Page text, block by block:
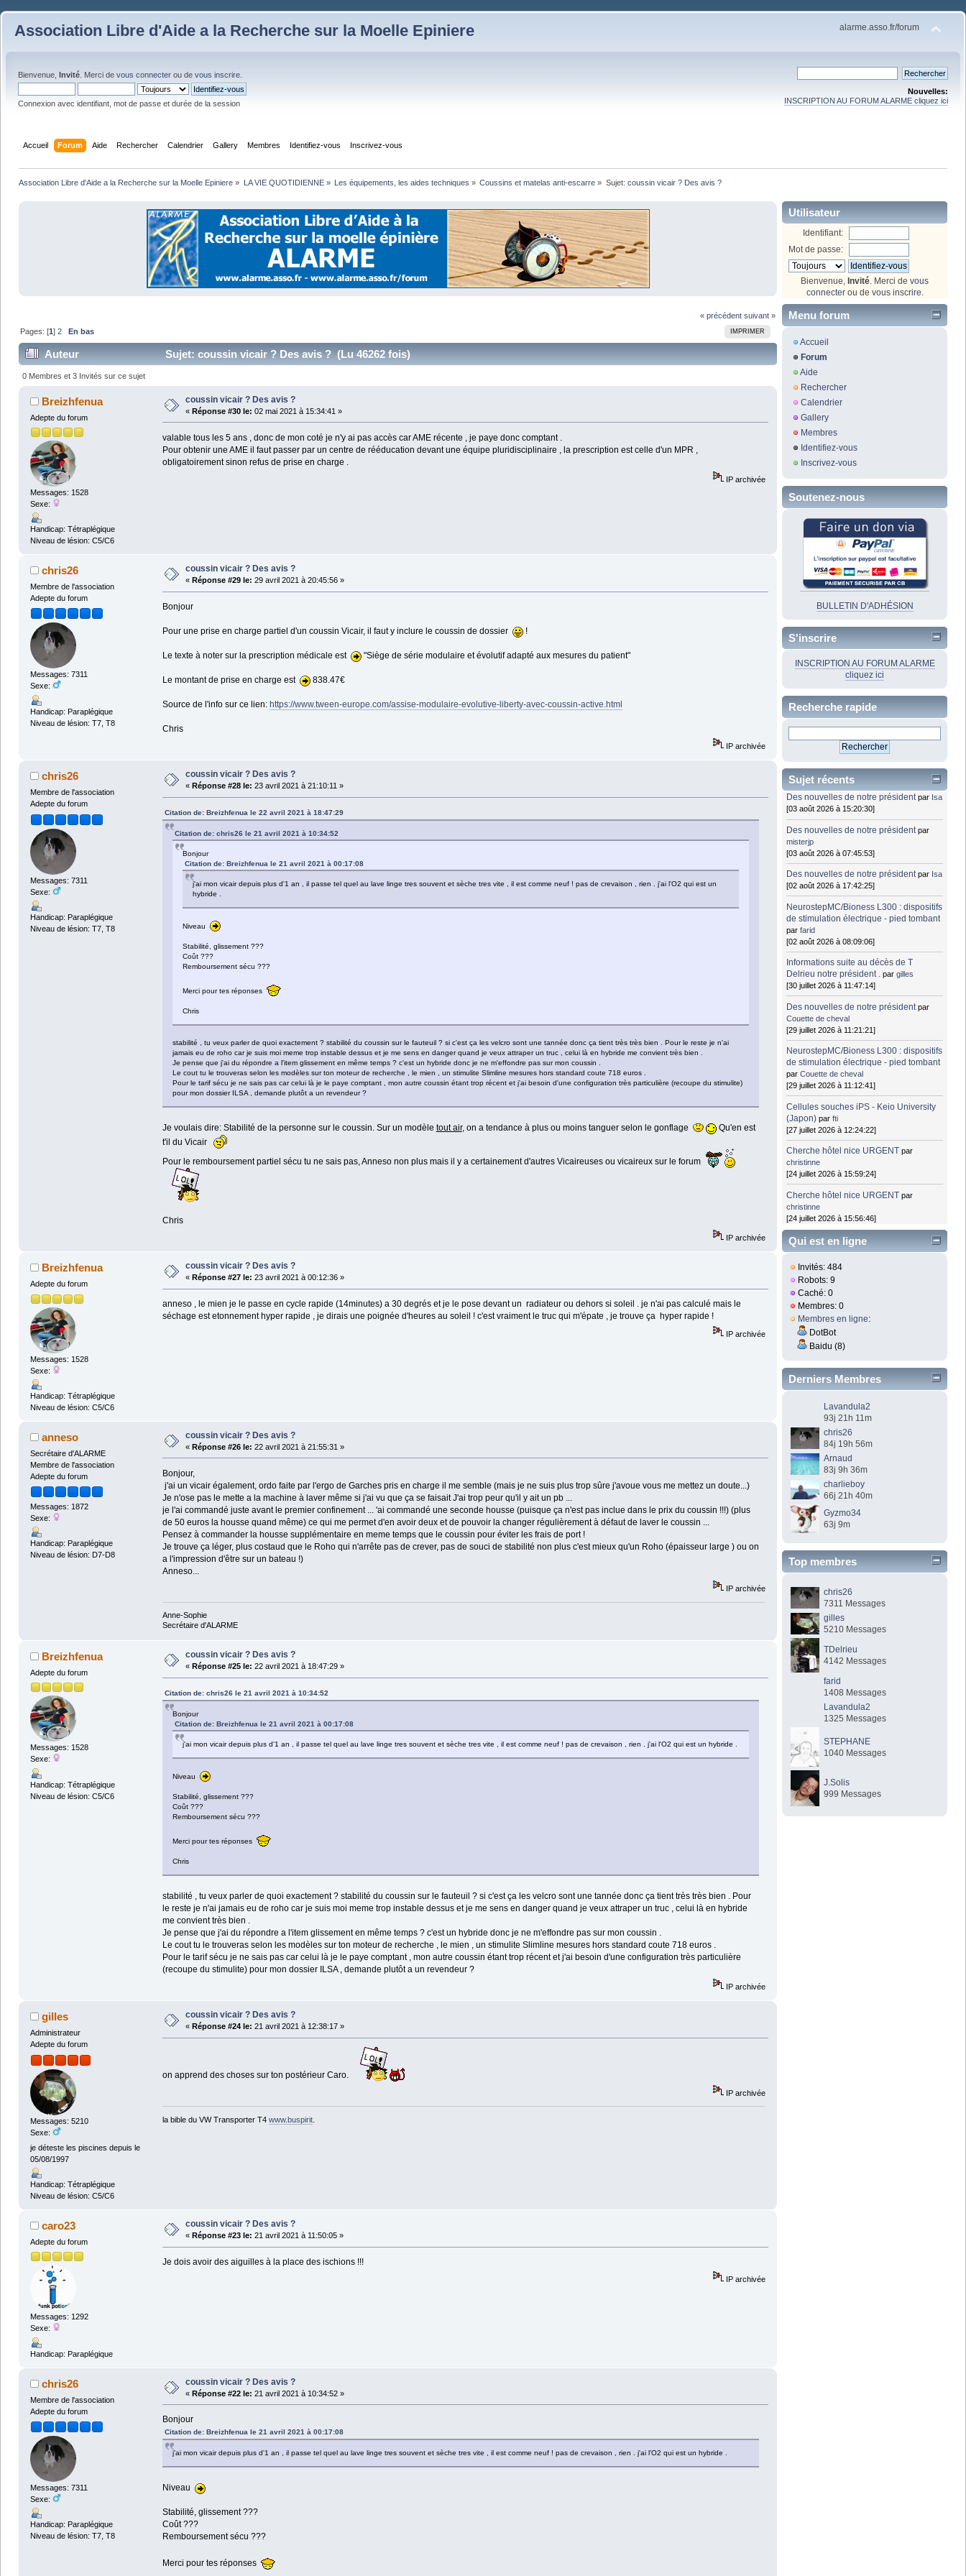
Association Libre d'Aide a la Recherche sur la Moelle Epiniere alarme.asso.fr/forum
Bienvenue, Invité . Merci de vous connecter ou de vous inscrire
Connexion avec identifiant, mot de passe et durée de la session
Nouvelles:
INSCRIPTION AU FORUM ALARME cliquez ici
Accueil Forum Aide Rechercher Calendrier Gallery Membres Identifiez-vous Inscrivez-vous
Association Libre d'Aide a la Recherche sur la Moelle Epiniere » LA VIE QUOTIDIENNE» Les équipements, les aides techniques » Coussins et matelas anti-escarre » Sujet: coussin vicair ? Des avis ?
« précédent suivant »
IMPRIMER
Pages: [1]2 En bas
Auteur Sujet: coussin vicair ? Des avis ? (Lu 46262 fois)
0 Membres et 3 Invités sur ce sujet
Breizhfenua
Adepte du forum
Messages: 1528
Sexe:
Handicap: Tétraplégique
Niveau de lésion: C5/C6
coussin vicair ? Des avis ?
« Réponse #30 le: 02 mai 2021 à 15:34:41 »
valable tous les 5 ans , donc de mon coté je n'y ai pas accès car AME récente , je paye donc comptant .
Pour obtenir une AME il faut passer par un centre de rééducation devant une équipe pluridisciplinaire , la prescription est celle d'un MPR ,
obligatoirement sinon refus de prise en charge .
IP archivée
chris26
Membre de l'association
Adepte du forum
Messages: 7311
Sexe:
Handicap: Paraplégique
Niveau de lésion: T7, T8
coussin vicair ? Des avis ?
« Réponse #29 le: 29 avril 2021 à 20:45:56 »
Bonjour
Pour une prise en charge partiel d'un coussin Vicair, il faut y inclure le coussin de dossier !
Le texte à noter sur la prescription médicale est "Siège de série modulaire et évolutif adapté aux mesures du patient"
Le montant de prise en charge est 838.47€
Source de l'info sur ce lien: https://www.tween-europe.com/assise-modulaire-evolutive-liberty-avec-coussin-active.html
Chris
IP archivée
chris26
Membre de l'association
Adepte du forum
Messages: 7311
Sexe:
Handicap: Paraplégique
Niveau de lésion: T7, T8
coussin vicair ? Des avis ?
« Réponse #28 le: 23 avril 2021 à 21:10:11 »
Citation de: Breizhfenua le 22 avril 2021 à 18:47:29
Citation de: chris26 le 21 avril 2021 à 10:34:52
Bonjour
Citation de: Breizhfenua le 21 avril 2021 à 00:17:08
j'ai mon vicair depuis plus d'1 an , il passe tel quel au lave linge tres souvent et sèche tres vite , il est comme neuf ! pas de crevaison , rien . j'ai l'O2 qui est un
hybride .
Niveau
Stabilité, glissement ???
Coût ???
Remboursement sécu ???
Merci pour tes réponses
Chris
stabilité , tu veux parler de quoi exactement ? stabilité du coussin sur le fauteuil ? si c'est ça les velcro sont une tannée donc ça tient très très bien . Pour le reste je n'ai
jamais eu de roho car je suis moi meme trop instable dessus et je me sens en danger quand je veux attraper un truc , celui là en hybride me convient très bien .
Je pense que j'ai du répondre a l'item glissement en même temps ? c'est un hybride donc je ne m'effondre pas sur mon coussin .
Le cout tu le trouveras selon les modèles sur ton moteur de recherche , le mien , un stimulite Slimline mesures hors standard coute 718 euros .
Pour le tarif sécu je ne sais pas car celui là je le paye comptant , mon autre coussin étant trop récent et j'ai besoin d'une configuration très particulière (recoupe du stimulite)
pour mon dossier ILSA , demande plutôt a un revendeur ?
Je voulais dire: Stabilité de la personne sur le coussin. Sur un modèle tout air, on a tendance à plus ou moins tanguer selon le gonflage
Qu'en est
t'il du Vicair
Pour le remboursement partiel sécu tu ne sais pas, Anneso non plus mais il y a certainement d'autres Vicaireuses ou vicaireux sur le forum
Chris
IP archivée
Breizhfenua
Adepte du forum
Messages: 1528
Sexe:
Handicap: Tétraplégique
Niveau de lésion: C5/C6
coussin vicair ? Des avis ?
« Réponse #27 le: 23 avril 2021 à 00:12:36 »
anneso , le mien je le passe en cycle rapide (14minutes) a 30 degrés et je le pose devant un radiateur ou dehors si soleil . je n'ai pas calculé mais le
séchage est etonnement hyper rapide , je dirais une poignée d'heures au soleil ! c'est vraiment le truc qui m'épate , je trouve ça hyper rapide !
IP archivée
anneso
Secrétaire d'ALARME
Membre de l'association
Adepte du forum
Messages: 1872
Sexe:
Handicap: Paraplégique
Niveau de lésion: D7-D8
coussin vicair ? Des avis ?
« Réponse #26 le: 22 avril 2021 à 21:55:31 »
Bonjour,
j'ai un vicair également, ordo faite par l'ergo de Garches pris en charge il me semble (mais je ne suis plus trop sûre j'avoue vous me mettez un doute...)
Je n'ose pas le mette a la machine à laver même si j'ai vu que ça se faisait J'ai trop peur qu'il y ait un pb ...
je l'ai commandé juste avant le premier confinement ... 'ai commandé une seconde housse (puisque ça n'est pas inclue dans le prix du coussin !!!) (plus
de 50 euros la housse quand même) ce qui me permet d'en avoir deux et de pouvoir la changer régulièrement à défaut de laver le coussin ...
Pensez à commander la housse supplémentaire en meme temps que le coussin pour éviter les frais de port !
Je trouve ça léger, plus costaud que le Roho qui n'arrête pas de crever, pas de souci de stabilité non plus c'est mieux qu'un Roho (épaisseur large ) ou on
a l'impression d'être sur un bateau !)
Anneso...
IP archivée
Anne-Sophie
Secrétaire d'ALARME
Breizhfenua
Adepte du forum
Messages: 1528
Sexe:
Handicap: Tétraplégique
Niveau de lésion: C5/C6
coussin vicair ? Des avis ?
« Réponse #25 le: 22 avril 2021 à 18:47:29 »
Citation de: chris26 le 21 avril 2021 à 10:34:52
Bonjour
Citation de: Breizhfenua le 21 avril 2021 à 00:17:08
j'ai mon vicair depuis plus d'1 an , il passe tel quel au lave linge tres souvent et sèche tres vite , il est comme neuf ! pas de crevaison , rien . j'ai l'O2 qui est un hybride .
Niveau
Stabilité, glissement ???
Coût ???
Remboursement sécu ???
Merci pour tes réponses
Chris
stabilité , tu veux parler de quoi exactement ? stabilité du coussin sur le fauteuil ? si c'est ça les velcro sont une tannée donc ça tient très très bien . Pour
le reste je n'ai jamais eu de roho car je suis moi meme trop instable dessus et je me sens en danger quand je veux attraper un truc , celui là en hybride
me convient très bien .
Je pense que j'ai du répondre a l'item glissement en même temps ? c'est un hybride donc je ne m'effondre pas sur mon coussin .
Le cout tu le trouveras selon les modèles sur ton moteur de recherche , le mien , un stimulite Slimline mesures hors standard coute 718 euros .
Pour le tarif sécu je ne sais pas car celui là je le paye comptant , mon autre coussin étant trop récent et j'ai besoin d'une configuration très particulière
(recoupe du stimulite) pour mon dossier ILSA , demande plutôt a un revendeur ?
IP archivée
gilles
Administrateur
Adepte du forum
Messages: 5210
Sexe:
je déteste les piscines depuis le
05/08/1997
Handicap: Tétraplégique
Niveau de lésion: C5/C6
coussin vicair ? Des avis ?
« Réponse #24 le: 21 avril 2021 à 12:38:17 »
on apprend des choses sur ton postérieur Caro.
IP archivée
la bible du VW Transporter T4 www.buspirit.
caro23
Adepte du forum
Messages: 1292
Sexe:
Handicap: Paraplégique
coussin vicair ? Des avis ?
« Réponse #23 le: 21 avril 2021 à 11:50:05 »
Je dois avoir des aiguilles à la place des ischions !!!
IP archivée
chris26
Membre de l'association
Adepte du forum
Messages: 7311
Sexe:
Handicap: Paraplégique
Niveau de lésion: T7, T8
coussin vicair ? Des avis ?
« Réponse #22 le: 21 avril 2021 à 10:34:52 »
Bonjour
Citation de: Breizhfenua le 21 avril 2021 à 00:17:08
j'ai mon vicair depuis plus d'1 an , il passe tel quel au lave linge tres souvent et sèche tres vite , il est comme neuf ! pas de crevaison , rien . j'ai l'O2 qui est un hybride .
Niveau
Stabilité, glissement ???
Coût ???
Remboursement sécu ???
Merci pour tes réponses
Utilisateur
Identifiant:
Mot de passe:
Bienvenue, Invité . Merci de vous
connecterou de vous inscrire
Menu forum
Accueil
Forum
Aide
Rechercher
Calendrier
Gallery
Membres
Identifiez-vous
Inscrivez-vous
Soutenez-nous
BULLETIN D'ADHÉSION
S'inscrire
INSCRIPTION AU FORUM ALARME
cliquez ici
Recherche rapide
Sujet récents
Des nouvelles de notre président par Isa
[03 août 2026 à 15:20:30]
Des nouvelles de notre président par
misterjp
[03 août 2026 à 07:45:53]
Des nouvelles de notre président par Isa
[02 août 2026 à 17:42:25]
NeurostepMC/Bioness L300 : dispositifs
de stimulation électrique - pied tombant
parfarid
[02 août 2026 à 08:09:06]
Informations suite au décès de T
Delrieu notre président . pargilles
[30 juillet 2026 à 11:47:14]
Des nouvelles de notre président par
Couette de cheval
[29 juillet 2026 à 11:21:21]
NeurostepMC/Bioness L300 : dispositifs
de stimulation électrique - pied tombant
parCouette de cheval
[29 juillet 2026 à 11:12:41]
Cellules souches iPS - Keio University
(Japon) parfti
[27 juillet 2026 à 12:24:22]
Cherche hôtel nice URGENT par
christinne
[24 juillet 2026 à 15:59:24]
Cherche hôtel nice URGENT par
christinne
[24 juillet 2026 à 15:56:46]
Qui est en ligne
Invités: 484
Robots: 9
Caché: 0
Membres: 0
Membres en ligne:
DotBot
Baidu (8)
Derniers Membres
Lavandula2
93j 21h 11m
chris26
84j 19h 56m
Arnaud
83j 9h 36m
charlieboy
66j 21h 40m
Gyzmo34
63j 9m
Top membres
chris26
7311 Messages
gilles
5210 Messages
TDelrieu
4142 Messages
farid
1408 Messages
Lavandula2
1325 Messages
STEPHANE
1040 Messages
J.Solis
999 Messages